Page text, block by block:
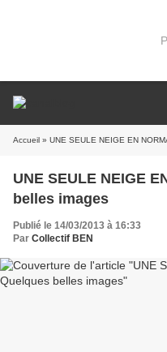
Accueil » UNE SEULE NEIGE EN
UNE SEULE NEIGE
belles images
Publié le 14/03/2013 à 16:33
Par Collectif BEN